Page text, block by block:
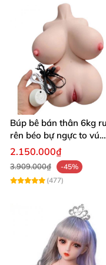
Bán Búp bê tình dục
Búp bê bán thân 6kg
rên béo bự ngực to vú
khủng siêu múp
2.150.000₫
3.909.000₫
-45%
(477)